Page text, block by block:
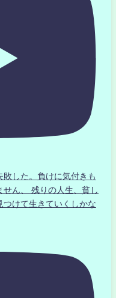
した。負けに気付きも
ん、 残りの人生、貧し
つけて生きていくしかな